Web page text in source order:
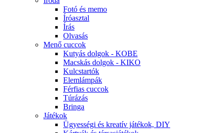
Fotó és memo
Íróasztal
Írás
Olvasás
Menő cuccok
Kutyás dolgok - KOBE
Macskás dolgok - KIKO
Kulcstartók
Elemlámpák
Férfias cuccok
Túrázás
Bringa
Játékok
Ügyességi és kreatív játékok, DIY